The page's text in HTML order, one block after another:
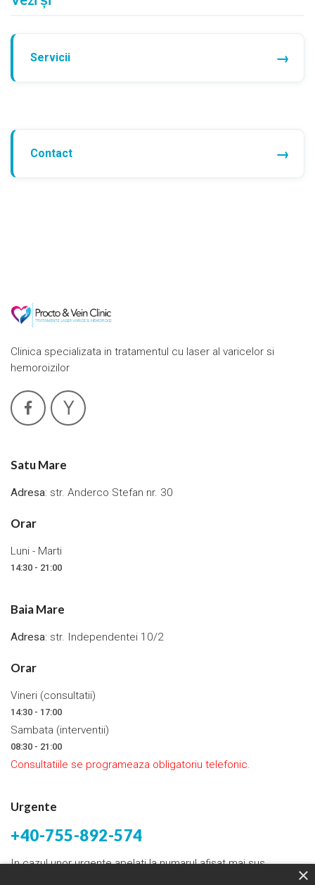
Servicii
Contact
Clinica specializata in tratamentul cu laser al varicelor si
hemoroizilor
Satu Mare
Adresa: str. Anderco Stefan nr. 30
Orar
Luni - Marti
14:30 - 21:00
Baia Mare
Adresa: str. Independentei 10/2
Orar
Vineri (consultatii)
14:30 - 17:00
Sambata (interventii)
08:30 - 21:00
Consultatiile se programeaza obligatoriu telefonic.
Urgente
+40-755-892-574
In cazul unor urgente apelati la numarul afisat mai sus.
×